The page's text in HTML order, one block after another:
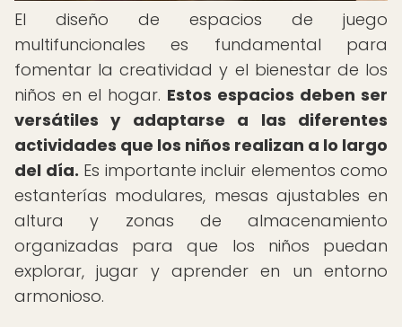
El diseño de espacios de juego
multifuncionales es fundamental para
fomentar la creatividad y el bienestar de los
niños en el hogar. Estos espacios deben ser
versátiles y adaptarse a las diferentes
actividades que los niños realizan a lo largo
del día. Es importante incluir elementos como
estanterías modulares, mesas ajustables en
altura y zonas de almacenamiento
organizadas para que los niños puedan
explorar, jugar y aprender en un entorno
armonioso.